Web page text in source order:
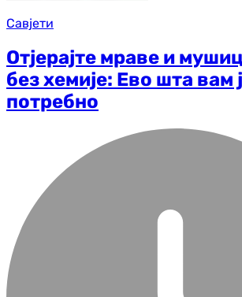
Савјети
Отјерајте мраве и
без хемије: Ево шта вам
потребно